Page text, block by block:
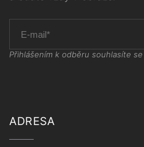
Přihlášením k odběru souhlasíte se
ADRESA